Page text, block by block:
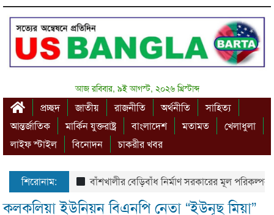
আজ রবিবার, ৯ই আগস্ট, ২০২৬ খ্রিস্টাব্দ
প্রচ্ছদ জাতীয় রাজনীতি অর্থনীতি
সাহিত্য
আন্তর্জাতিক
মার্কিন যুক্তরাষ্ট্র বাংলাদেশ মতামত
খেলাধুলা
লাইফ স্টাইল
বিনোদন চাকরীর খবর
শিরোনাম: বাঁশখালীর বেড়িবাঁধ নির্মাণ সরকারের মূল পরিকল্পনার
কলকলিয়া ইউনিয়ন বিএনপি নেতা “ইউনূছ মিয়া”